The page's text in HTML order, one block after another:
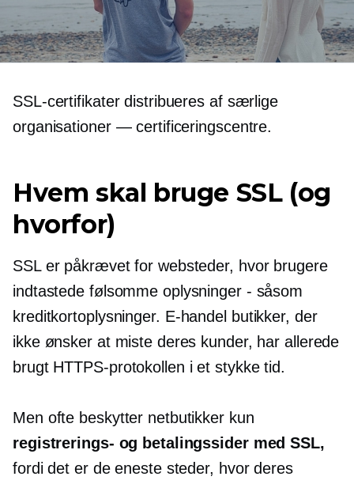
SSL-certifikater distribueres af særlige
organisationer — certificeringscentre.
Hvem skal bruge SSL (og
hvorfor)
SSL er påkrævet for websteder, hvor brugere
indtastede følsomme oplysninger - såsom
kreditkortoplysninger. E-handel butikker, der
ikke ønsker at miste deres kunder, har allerede
brugt HTTPS-protokollen i et stykke tid.
Men ofte beskytter netbutikker kun
registrerings- og betalingssider med SSL,
fordi det er de eneste steder, hvor deres